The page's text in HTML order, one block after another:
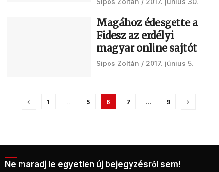
Sipos Zoltán 2017. június 30.
Magához édesgette a
Fidesz az erdélyi
magyar online sajtót
Sipos Zoltán 2017. június 5.
1 … 5 6 7 … 9
Ne maradj le egyetlen új bejegyzésről sem!